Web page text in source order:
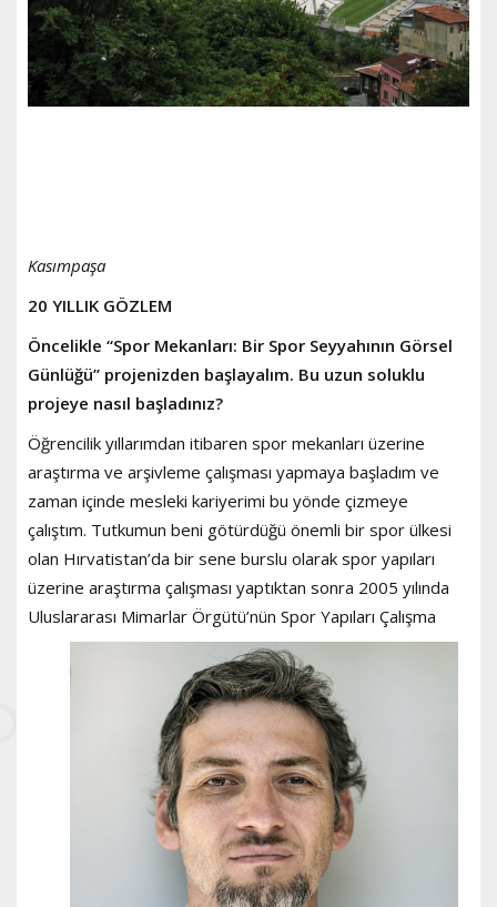
Kasımpaşa
20 YILLIK GÖZLEM
Öncelikle “Spor Mekanları: Bir Spor Seyyahının Görsel
Günlüğü” projenizden başlayalım. Bu uzun soluklu
projeye nasıl başladınız?
Öğrencilik yıllarımdan itibaren spor mekanları üzerine
araştırma ve arşivleme çalışması yapmaya başladım ve
zaman içinde mesleki kariyerimi bu yönde çizmeye
çalıştım. Tutkumun beni götürdüğü önemli bir spor ülkesi
olan Hırvatistan’da bir sene burslu olarak spor yapıları
üzerine araştırma çalışması yaptıktan sonra 2005 yılında
Uluslararası Mimarlar Örgütü’nün Spor Yapıları Çalışma